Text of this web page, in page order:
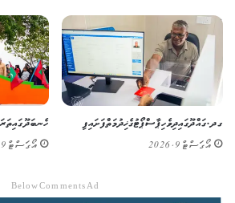
ގދ. ގައްދޫގައި ދިވެހި ޕާސްޕޯޓުގެ ޚިދުމަތް ފަށައިފި
އޯގަސްޓް 9, 2026
ހެނބަދޫގައި
އޯގަސްޓް 9, 2026
Below Comments Ad